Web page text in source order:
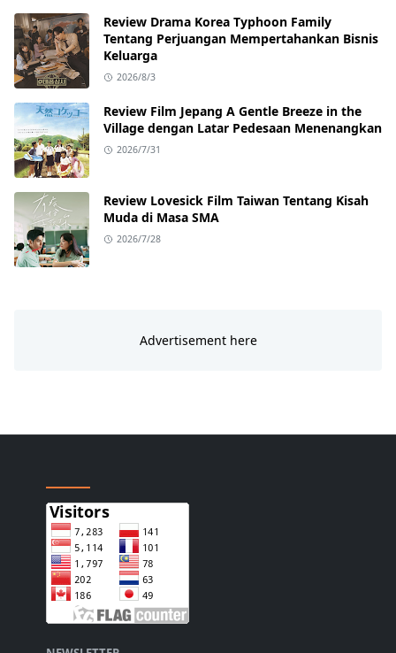
Review Drama Korea Typhoon Family
Tentang Perjuangan Mempertahankan Bisnis
Keluarga
2026/8/3
Review Film Jepang A Gentle Breeze in the
Village dengan Latar Pedesaan Menenangkan
2026/7/31
Review Lovesick Film Taiwan Tentang Kisah
Muda di Masa SMA
2026/7/28